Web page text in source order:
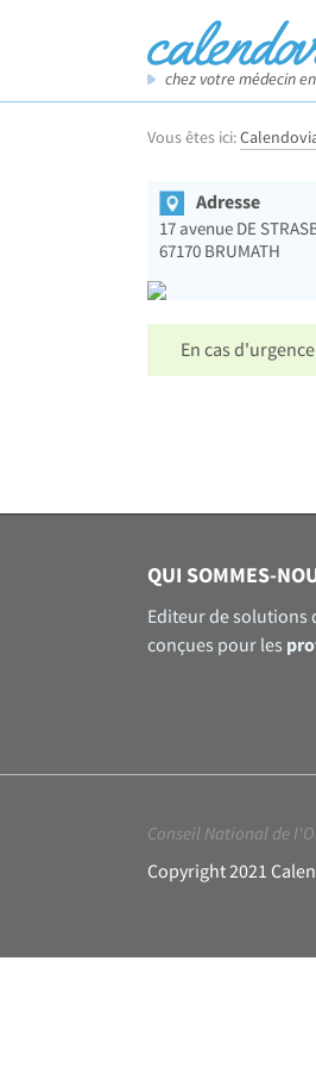
chez votre médecin
Vous êtes ici:
Adresse
17 avenue DE
67170 BRUMATH
En cas
QUI SOMMES-
Editeur de solutions
conçues pour les
Conseil National de
Copyright 2021